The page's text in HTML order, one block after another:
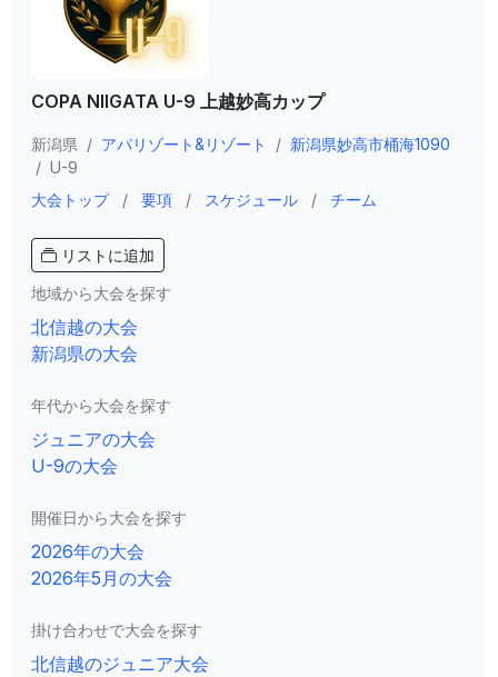
COPA NIIGATA U-9 上越妙高カップ
新潟県 / アパリゾート&リゾート / 新潟県妙高市桶海1090
/ U-9
大会トップ
/ 要項 / スケジュール / チーム
リストに追加
地域から大会を探す
北信越の大会
新潟県の大会
年代から大会を探す
ジュニアの大会
U-9の大会
開催日から大会を探す
2026年の大会
2026年5月の大会
掛け合わせで大会を探す
北信越のジュニア大会